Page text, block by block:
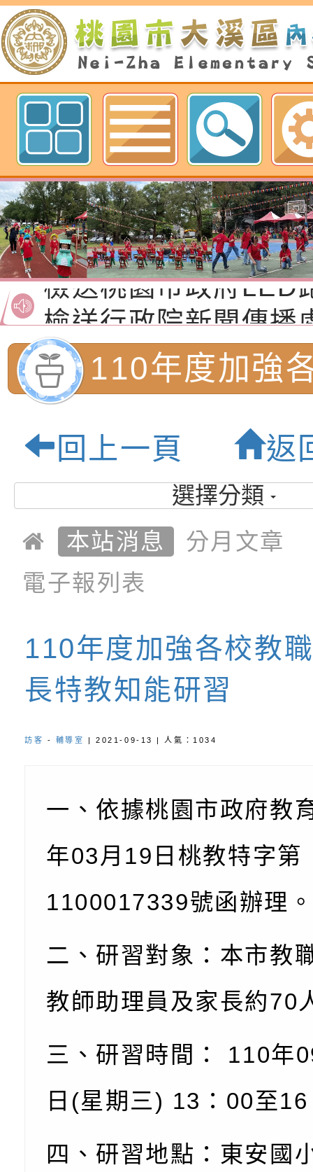
歡迎參觀：桃園市內柵國民小學網
檢送桃園市政府家庭
「115年度祖孫樂淘
節慶祝活動」海報電
函轉本府新聞處檢送
交通安全宣導標語播
道安宣導影像素材
檢送桃園市政府LED
字稿及LCD託播影片
檢送行政院新聞傳播
月份公共服務政策溝
訊
檢送本市馬祖新村眷
區《植地有聲》主題
有關本市辦理115年
專注力研習營 「正
緒學習與生命教育(
梯次)」
檢送桃園市政府LED
字稿及LCD託播影片
函轉「2026台東博
海報電子檔及活動介
檢送桃園市政府家庭
「小桃家7月課程資
「HELLO新鮮人」
養練習題」、「青少
坊」、「祖孫樂淘桃
徵件活動」海報
有關本局115年「暑
年─青春專案」LED
字稿
為配合政府政策宣導
者權益暨落實保護青
檢送桃園市政府LED
服務資源資訊
檢送桃園市政府LED
字稿及LCD託播影（
函轉有關身心障礙者
（CRPD）第三次國
檢送行政院新聞傳播
辦理「115年度促進
檢送桃園市政府LED
6月交通安全宣導標
份及道安宣導影像素
有關「115年各賣場
設置防災(颱)專區」
信誼基金會於6／27
【打噴嚏、流鼻水、
0-8歲抗過敏照護指
童過敏免疫專家 林
講】親職講座
檢送桃園市政府LED
字稿及LCD託播影片
檢送桃園市政府家庭
「小桃家6月課程資
約幸福生活-婚前教
座」、「2026開心
家庭好時光」海報
檢送桃園市政府LED
字稿及LCD託播影（
轉知財團法人天主教
而立》蘆葦三十．創
成果分享會
學辦理115年度區域
充實方案：「視」
檢送桃園市政府LED
字稿及LCD託播影（
有關桃園市桃園區新
110年度加強
員及家長特教
習:桃園市內
學-優質教育
回上一頁 返
選擇分類
本站消息
分月文章
電子報列表
110年度加強各校教
長特教知能研習
訪客 - 輔導室 | 2021-09-13 | 人氣：1034
一、依據桃園市政府教
年03月 19 日桃教特字第
1100017339號函辦理
二、研習對象：本市教
教師助理員及家長約70
三、研習時間： 110年
日 (星期三) 13 ： 00至16
四、研習地點：東安國